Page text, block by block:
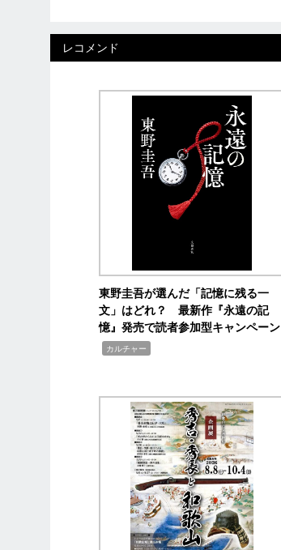
レコメンド
東野圭吾が選んだ「記憶に残る一
文」はどれ？ 最新作『永遠の記
憶』発売で読者参加型キャンペーン
カルチャー